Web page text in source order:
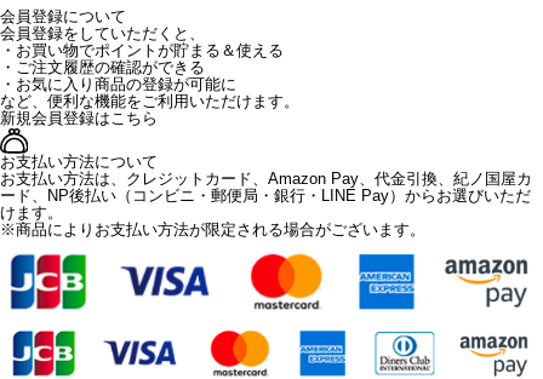
会員登録について
会員登録をしていただくと、
・お買い物でポイントが貯まる＆使える
・ご注文履歴の確認ができる
・お気に入り商品の登録が可能に
など、便利な機能をご利用いただけます。
新規会員登録はこちら
お支払い方法について
お支払い方法は、クレジットカード、Amazon Pay、代金引換、紀ノ国屋カ
ード、NP後払い（コンビニ・郵便局・銀行・LINE Pay）からお選びいただ
けます。
※商品によりお支払い方法が限定される場合がございます。